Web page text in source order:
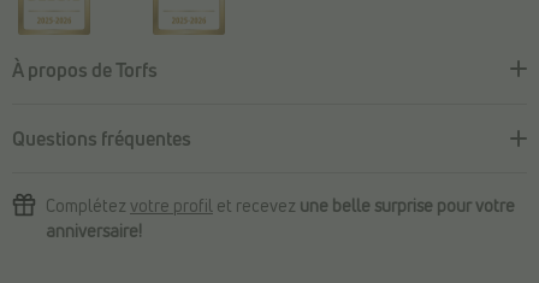
À propos de Torfs
Questions fréquentes
Complétez votre profil et recevez une belle surprise pour votre
anniversaire!